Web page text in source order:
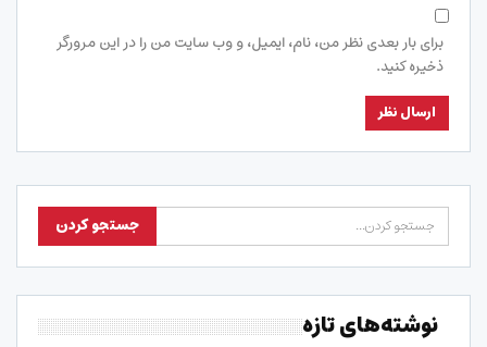
برای بار بعدی نظر من، نام، ایمیل، و وب سایت من را در این مرورگر
ذخیره کنید.
نوشته‌های تازه